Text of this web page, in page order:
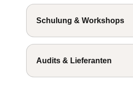
Schulung & Workshops
Audits & Lieferanten